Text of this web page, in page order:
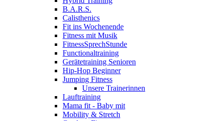
B.A.R.S.
Calisthenics
Fit ins Wochenende
Fitness mit Musik
FitnessSprechStunde
Functionaltraining
Gerätetraining Senioren
Hip-Hop Beginner
Jumping Fitness
Unsere Trainerinnen
Lauftraining
Mama fit - Baby mit
Mobility & Stretch